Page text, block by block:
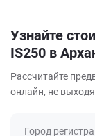
Узнайте
IS250 в
Рассчитайте
онлайн, не
Город